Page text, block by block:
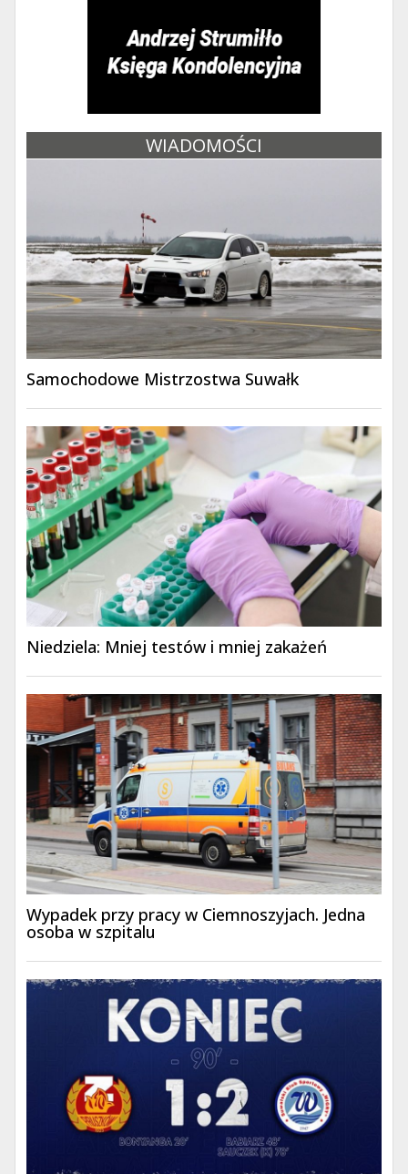
WIADOMOŚCI
Samochodowe Mistrzostwa Suwałk
Niedziela: Mniej testów i mniej zakażeń
Wypadek przy pracy w Ciemnoszyjach. Jedna
osoba w szpitalu